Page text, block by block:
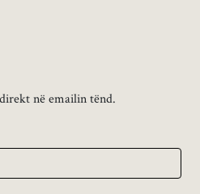
në emailin tënd.